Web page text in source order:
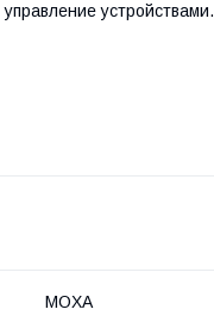
устройствами.
MOXA